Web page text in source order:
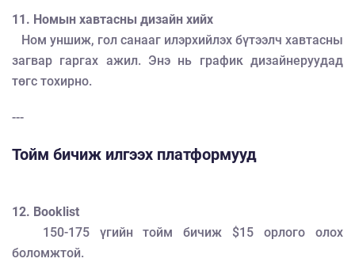
11. Номын хавтасны дизайн хийх
Ном уншиж, гол санааг илэрхийлэх бүтээлч хавтасны
загвар гаргах ажил. Энэ нь график дизайнеруудад
төгс тохирно.
---
Тойм бичиж илгээх платформууд
12. Booklist
150-175 үгийн тойм бичиж $15 орлого олох
боломжтой.